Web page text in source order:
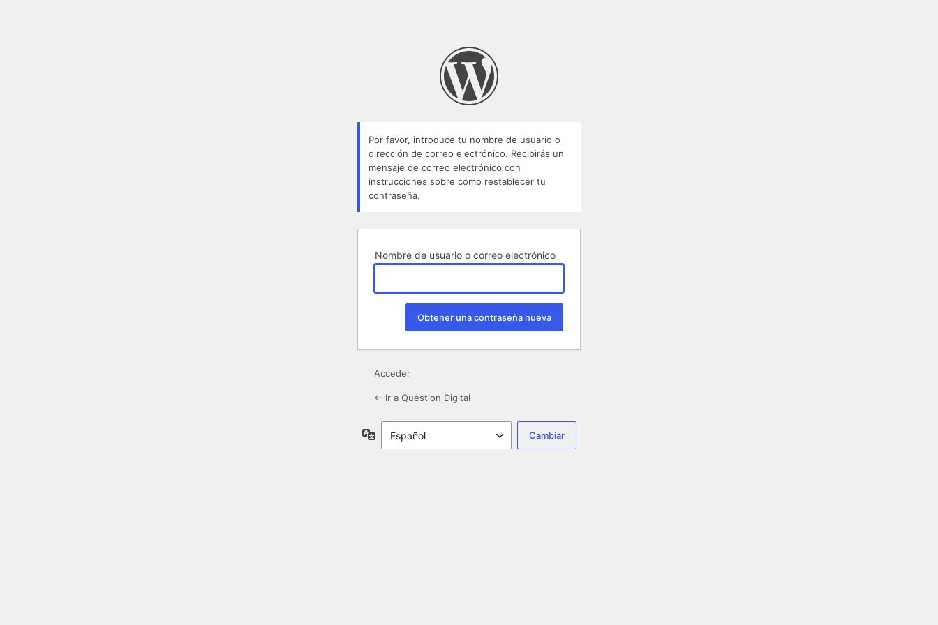
Por favor, introduce tu nombre de usuario o
dirección de correo electrónico. Recibirás un
mensaje de correo electrónico con
instrucciones sobre cómo restablecer tu
contraseña.
Nombre de usuario o correo electrónico
Acceder
← Ir a Question Digital
Idioma